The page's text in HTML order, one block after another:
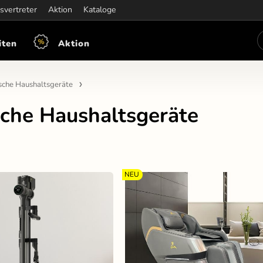
Aktion Kataloge
Mon-Fre: 7:30 - 15:30
Aktion
Haushaltsgeräte
Haushaltsgeräte
NEU